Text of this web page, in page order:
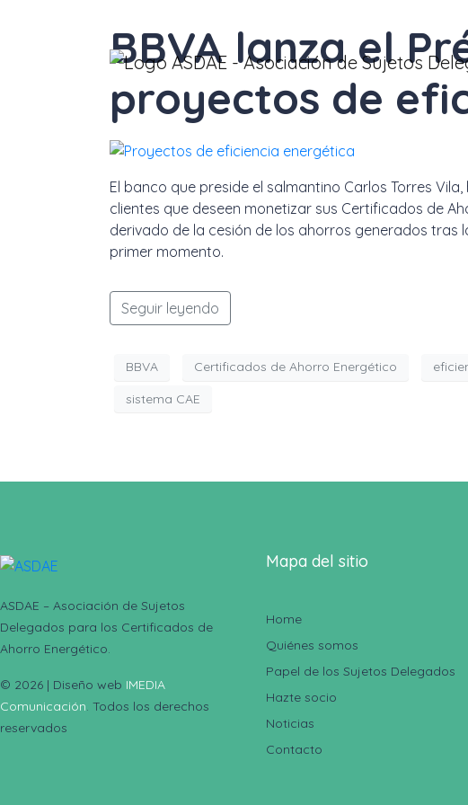
BBVA lanza el
proyectos de
El banco que preside el salmantino Carlos Torres
clientes que deseen monetizar sus Certificados de
derivado de la cesión de los ahorros generados tras
primer momento.
Seguir leyendo
BBVA Certificados de Ahorro Energético
sistema CAE
ASDAE – Asociación de Sujetos
Delegados para los Certificados de
Ahorro Energético.
© 2026 | Diseño web IMEDIA
Comunicación. Todos los derechos
reservados
Mapa del sitio
Home
Quiénes somos
Papel de los Sujetos Delegados
Hazte socio
Noticias
Contacto